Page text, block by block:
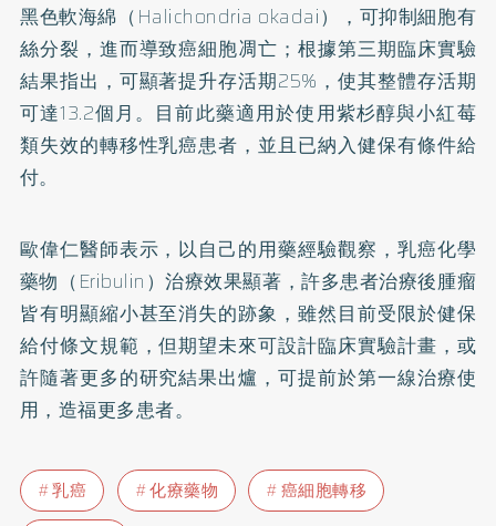
黑色軟海綿（Halichondria okadai），可抑制細胞有
絲分裂，進而導致癌細胞凋亡；根據第三期臨床實驗
結果指出，可顯著提升存活期25%，使其整體存活期
可達13.2個月。目前此藥適用於使用紫杉醇與小紅莓
類失效的轉移性乳癌患者，並且已納入健保有條件給
付。
歐偉仁醫師表示，以自己的用藥經驗觀察，乳癌化學
藥物（Eribulin）治療效果顯著，許多患者治療後腫瘤
皆有明顯縮小甚至消失的跡象，雖然目前受限於健保
給付條文規範，但期望未來可設計臨床實驗計畫，或
許隨著更多的研究結果出爐，可提前於第一線治療使
用，造福更多患者。
乳癌 化療藥物
癌細胞轉移